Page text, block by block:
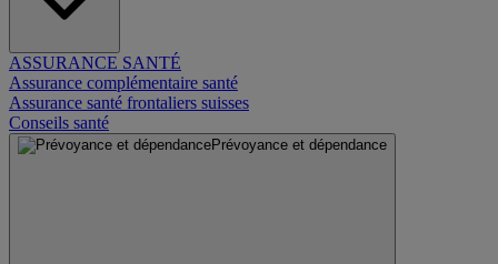
ASSURANCE SANTÉ
Assurance complémentaire santé
Assurance santé frontaliers suisses
Conseils santé
Prévoyance et dépendance